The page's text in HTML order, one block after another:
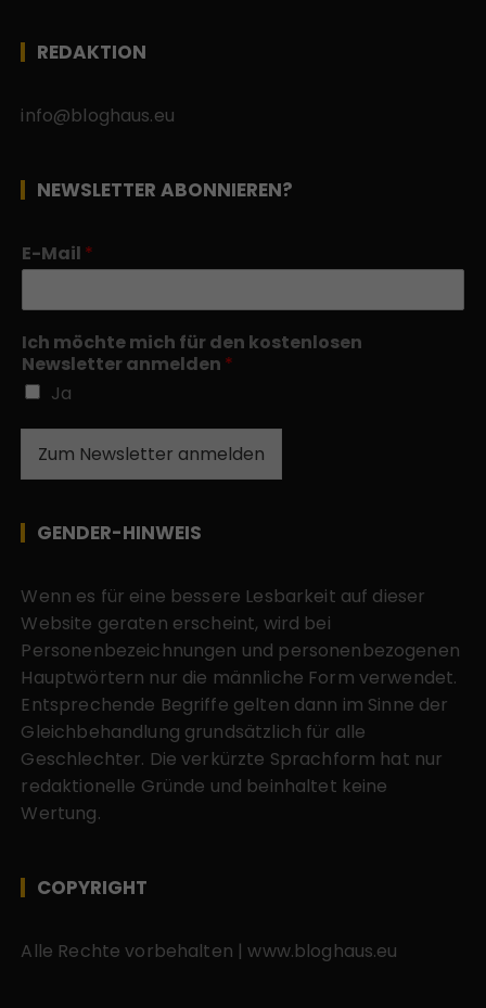
REDAKTION
info@bloghaus.eu
NEWSLETTER ABONNIEREN?
E-Mail *
Ich möchte mich für den kostenlosen
Newsletter anmelden *
Ja
Zum Newsletter anmelden
GENDER-HINWEIS
Wenn es für eine bessere Lesbarkeit auf dieser
Website geraten erscheint, wird bei
Personenbezeichnungen und personenbezogenen
Hauptwörtern nur die männliche Form verwendet.
Entsprechende Begriffe gelten dann im Sinne der
Gleichbehandlung grundsätzlich für alle
Geschlechter. Die verkürzte Sprachform hat nur
redaktionelle Gründe und beinhaltet keine
Wertung.
COPYRIGHT
Alle Rechte vorbehalten | www.bloghaus.eu